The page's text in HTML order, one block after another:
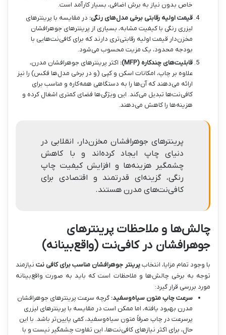
خاص بدون نیاز به برش اضافی، بسیار کارآمد است.
قیمت اولیه رقابتی برخی مدل‌های رنگی: در مقایسه با پرینترهای
لیزری رنگی با کیفیت مشابه، بسیاری از پرینترهای جوهرافشان
مخزن‌دار قیمت اولیه رقابتی‌تری دارند که برای کافی‌نت‌هایی با
بودجه محدود، یک مزیت محسوب می‌شود.
قابلیت‌های چندکاره (MFP):
اکثر پرینترهای جوهرافشان مدرن،
علاوه بر چاپ، امکانات اسکن و کپی (و در برخی مدل‌ها فکس) را نیز
ارائه می‌دهند که آن‌ها را به دستگاهی همه‌کاره و مناسب برای
کافی‌نت‌ها تبدیل می‌کند. این ویژگی‌ها فضای کمتری اشغال کرده و
هزینه‌ها را کاهش می‌دهند.
پرینترهای جوهرافشان مخزن‌دار، انقلابی در
دنیای چاپ ایجاد کرده‌اند و با کاهش
چشمگیر هزینه‌ها و افزایش کیفیت چاپ
رنگی، گزینه‌ای قدرتمند و اقتصادی برای
کافی‌نت‌های مدرن هستند.
چالش‌ها و ملاحظات پرینترهای
جوهرافشان در کافی‌نت (واقع‌بینانه)
با وجود تمام مزایا، انتخابپرینتر جوهرافشان مناسب برای کافی نتنیازمند
توجه به برخی چالش‌ها و ملاحظات است که باید به صورت واقع‌بینانه
مورد بررسی قرار گیرد:
سرعت چاپ متون سیاه‌وسفید: گرچه سرعت پرینترهای جوهرافشان
مدرن بهبود یافته، اما ممکن است در مقایسه با پرینترهای لیزری
پرسرعت در چاپ صرفاً متون سیاه‌وسفید، کمی پایین‌تر باشد. با این
حال، برای اکثر نیازهای کافی‌نت‌ها، این تفاوت چشمگیر نیست و با